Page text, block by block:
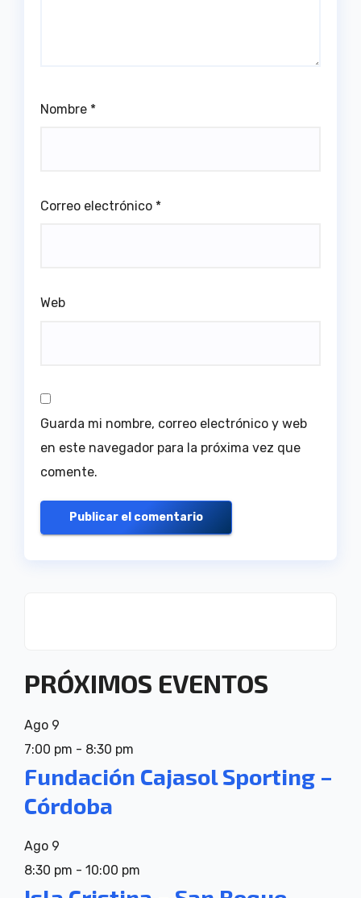
Nombre *
Correo electrónico *
Web
Guarda mi nombre, correo electrónico y web
en este navegador para la próxima vez que
comente.
PRÓXIMOS EVENTOS
Ago 9
7:00 pm - 8:30 pm
Fundación Cajasol Sporting –
Córdoba
Ago 9
8:30 pm - 10:00 pm